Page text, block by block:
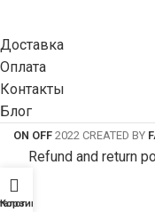
Доставка
Оплата
Контакты
Блог
ON OFF 2022 CREATED BY
Refund and return
Корзина